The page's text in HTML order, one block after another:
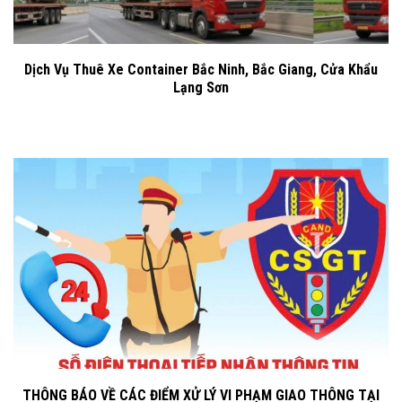
Dịch Vụ Thuê Xe Container Bắc Ninh, Bắc Giang, Cửa Khẩu
Lạng Sơn
THÔNG BÁO VỀ CÁC ĐIỂM XỬ LÝ VI PHẠM GIAO THÔNG TẠI